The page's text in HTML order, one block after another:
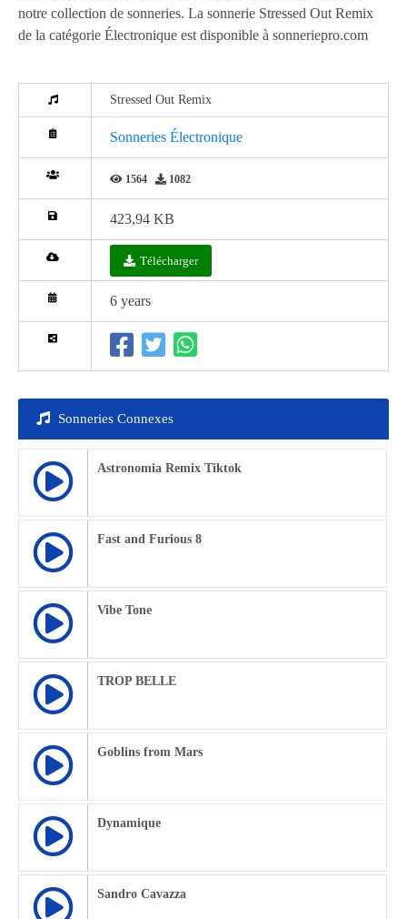
notre collection de sonneries. La sonnerie Stressed Out Remix
de la catégorie Électronique est disponible à sonneriepro.com
Stressed Out Remix
Sonneries Électronique
1564 1082
423,94 KB
Télécharger
6 years
Sonneries Connexes
Astronomia Remix Tiktok
Fast and Furious 8
Vibe Tone
TROP BELLE
Goblins from Mars
Dynamique
Sandro Cavazza